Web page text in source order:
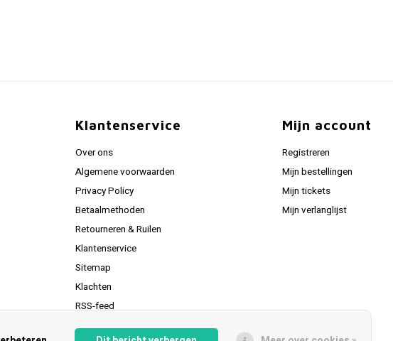
Klantenservice
Over ons
Algemene voorwaarden
Privacy Policy
Betaalmethoden
Retourneren & Ruilen
Klantenservice
Sitemap
Klachten
RSS-feed
Mijn account
Registreren
Mijn bestellingen
Mijn tickets
Mijn verlanglijst